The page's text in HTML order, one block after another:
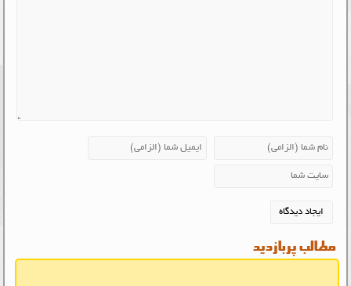
مطالب پربازدید